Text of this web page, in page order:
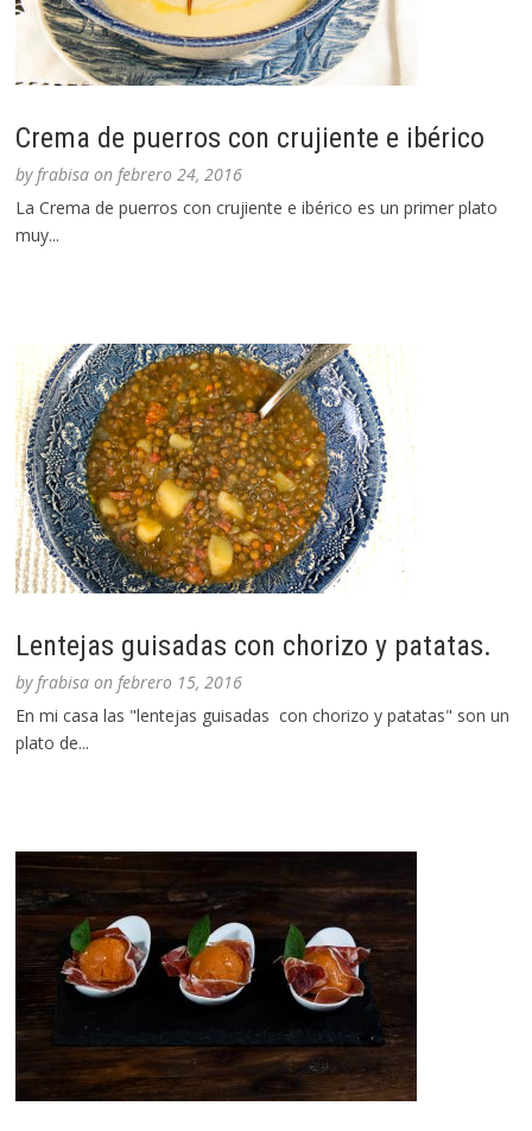
Crema de puerros con crujiente e ibérico
byfrabisa onfebrero 24, 2016
La Crema de puerros con crujiente e ibérico es un primer plato
muy...
Lentejas guisadas con chorizo y patatas.
byfrabisa onfebrero 15, 2016
En mi casa las "lentejas guisadas con chorizo y patatas" son un
plato de...